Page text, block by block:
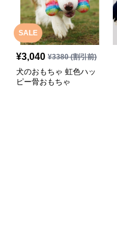
SALE
¥3,040 ¥3380(割引前)
犬のおもちゃ 虹色ハッ
ピー骨おもちゃ